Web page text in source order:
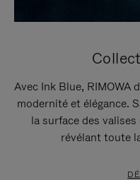
Avec Ink Blue, RIMOWA
modernité et élégance.
la surface des
révélant toute